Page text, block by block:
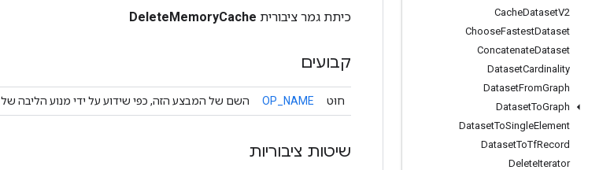
CacheDatasetV2
ChooseFastestDataset
ConcatenateDataset
DatasetCardinality
DatasetFromGraph
DatasetToGraph
DatasetToSingleElement
DatasetToTfRecord
DeleteIterator
כיתת גמר ציבורית DeleteMemoryCache
קבועים
חוּט OP_NAME השם של המבצע הזה, כפי שידוע על ידי מנוע הליבה של TensorFlow
שיטות ציבוריות